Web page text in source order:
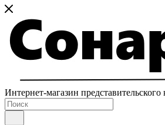
Интернет-магазин представительского